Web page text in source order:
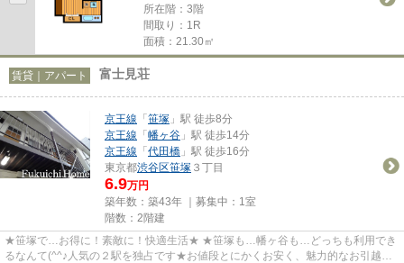
所在階：3階
間取り：1R
面積：21.30㎡
賃貸｜アパート 富士見荘
京王線 「笹塚 」駅 徒歩8分
京王線 「幡ヶ谷 」駅 徒歩14分
京王線 「代田橋 」駅 徒歩16分
東京都渋谷区笹塚 ３丁目
6.9万円
築年数：築43年 ｜募集中： 1室
階数：2階建
★笹塚で…お得に！素敵に！快適生活★ ★笹塚も…幡ヶ谷も…どっちも利用でき
るなんて(^^♪人気の２駅を独占です★お値段とにかくお安く、魅力的なお引越し